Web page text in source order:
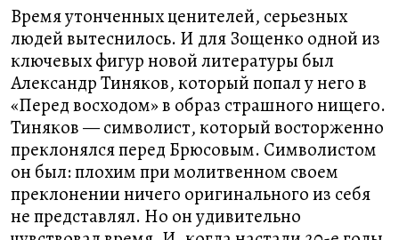
Время утонченных ценителей, серьезных
людей вытеснилось. И для Зощенко одной из
ключевых фигур новой литературы был
Александр Тиняков, который попал у него в
«Перед восходом» в образ страшного нищего.
Тиняков — символист, который восторженно
преклонялся перед Брюсовым. Символистом
он был: плохим при молитвенном своем
преклонении ничего оригинального из себя
не представлял. Но он удивительно